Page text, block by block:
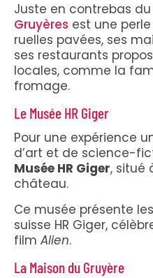
Juste en contrebas
Gruyères est une
ruelles pavées, ses
ses restaurants
locales, comme la
fromage.
Le Musée HR Giger
Pour une expérience
d’art et de science-
Musée HR Giger, situé
château.
Ce musée présente
suisse HR Giger,
film Alien.
La Maison du Gruyère